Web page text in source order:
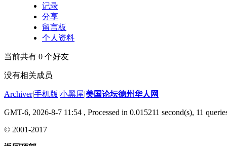
记录
分享
留言板
个人资料
当前共有 0 个好友
没有相关成员
Archiver|手机版|小黑屋|美国论坛德州华人网
GMT-6, 2026-8-7 11:54 , Processed in 0.015211 second(s), 11
© 2001-2017